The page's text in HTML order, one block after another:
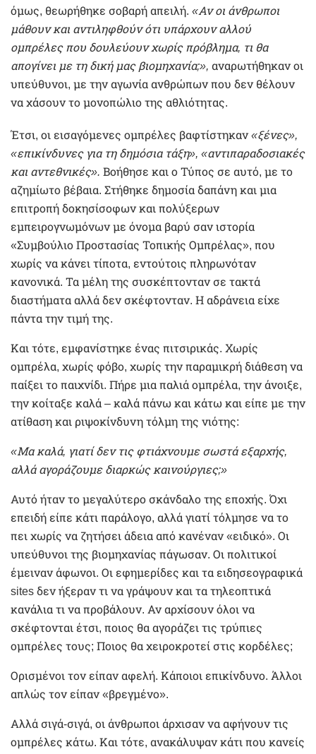
όμως, θεωρήθηκε σοβαρή απειλή. «Αν οι άνθρωποι
μάθουν και αντιληφθούν ότι υπάρχουν αλλού
ομπρέλες που δουλεύουν χωρίς πρόβλημα, τι θα
απογίνει με τη δική μας βιομηχανία;», αναρωτήθηκαν οι
υπεύθυνοι, με την αγωνία ανθρώπων που δεν θέλουν
να χάσουν το μονοπώλιο της αθλιότητας.
Έτσι, οι εισαγόμενες ομπρέλες βαφτίστηκαν «ξένες»,
«επικίνδυνες για τη δημόσια τάξη», «αντιπαραδοσιακές
και αντεθνικές». Βοήθησε και ο Τύπος σε αυτό, με το
αζημίωτο βέβαια. Στήθηκε δημοσία δαπάνη και μια
επιτροπή δοκησίσοφων και πολύξερων
εμπειρογνωμόνων με όνομα βαρύ σαν ιστορία
«Συμβούλιο Προστασίας Τοπικής Ομπρέλας», που
χωρίς να κάνει τίποτα, εντούτοις πληρωνόταν
κανονικά. Τα μέλη της συσκέπτονταν σε τακτά
διαστήματα αλλά δεν σκέφτονταν. Η αδράνεια είχε
πάντα την τιμή της.
Και τότε, εμφανίστηκε ένας πιτσιρικάς. Χωρίς
ομπρέλα, χωρίς φόβο, χωρίς την παραμικρή διάθεση να
παίξει το παιχνίδι. Πήρε μια παλιά ομπρέλα, την άνοιξε,
την κοίταξε καλά – καλά πάνω και κάτω και είπε με την
ατίθαση και ριψοκίνδυνη τόλμη της νιότης:
«Μα καλά, γιατί δεν τις φτιάχνουμε σωστά εξαρχής,
αλλά αγοράζουμε διαρκώς καινούργιες;»
Αυτό ήταν το μεγαλύτερο σκάνδαλο της εποχής. Όχι
επειδή είπε κάτι παράλογο, αλλά γιατί τόλμησε να το
πει χωρίς να ζητήσει άδεια από κανέναν «ειδικό». Οι
υπεύθυνοι της βιομηχανίας πάγωσαν. Οι πολιτικοί
έμειναν άφωνοι. Οι εφημερίδες και τα ειδησεογραφικά
sites δεν ήξεραν τι να γράψουν και τα τηλεοπτικά
κανάλια τι να προβάλουν. Αν αρχίσουν όλοι να
σκέφτονται έτσι, ποιος θα αγοράζει τις τρύπιες
ομπρέλες τους; Ποιος θα χειροκροτεί στις κορδέλες;
Ορισμένοι τον είπαν αφελή. Κάποιοι επικίνδυνο. Άλλοι
απλώς τον είπαν «βρεγμένο».
Αλλά σιγά-σιγά, οι άνθρωποι άρχισαν να αφήνουν τις
ομπρέλες κάτω. Και τότε, ανακάλυψαν κάτι που κανείς